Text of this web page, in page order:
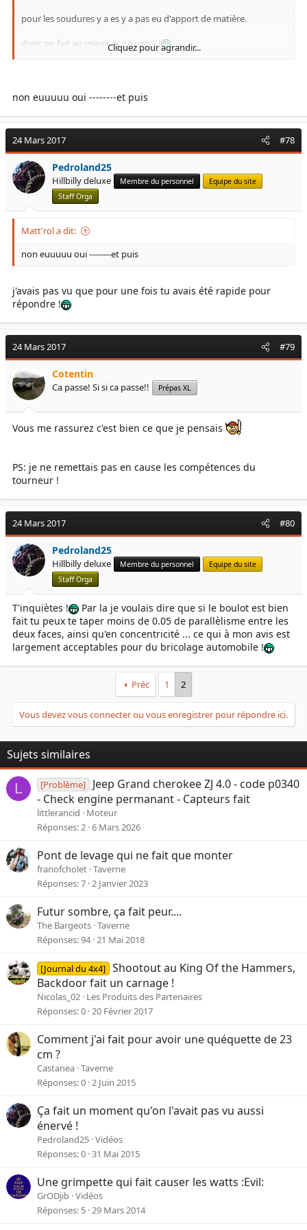
pour les soudures y a es y a pas eu d'apport de matière.
donc on fait au mieux et on verra !
Cliquez pour agrandir...
non euuuuu oui --------et puis
24 Mars 2017 #78
Pedroland25
Hillbilly deluxe Membre du personnel
Equipe du site
Staff Orga
Matt'rol a dit:
non euuuuu oui --------et puis
j'avais pas vu que pour une fois tu avais été rapide pour
répondre !
24 Mars 2017 #79
Cotentin
Ca passe! Si si ca passe!! Prépas XL
Vous me rassurez c'est bien ce que je pensais
PS: je ne remettais pas en cause les compétences du
tourneur !
24 Mars 2017 #80
Pedroland25
Hillbilly deluxe Membre du personnel
Equipe du site
Staff Orga
T'inquiètes !
Par la je voulais dire que si le boulot est bien
fait tu peux te taper moins de 0.05 de parallèlisme entre les
deux faces, ainsi qu'en concentricité ... ce qui à mon avis est
largement acceptables pour du bricolage automobile !
Préc 1 2
Vous devez vous connecter ou vous enregistrer pour répondre ici.
Sujets similaires
L [Problème]
Jeep Grand cherokee ZJ 4.0 - code p0340
- Check engine permanant - Capteurs fait
littlerancid
Moteur
Réponses 2 6 Mars 2026
Pont de levage qui ne fait que monter
franofcholet Taverne
Réponses 7 2 Janvier 2023
Futur sombre, ça fait peur....
The Bargeots Taverne
Réponses 94 21 Mai 2018
[Journal du 4x4] Shootout au King Of the Hammers,
Backdoor fait un carnage !
Nicolas_02 Les Produits des Partenaires
Réponses 0 20 Février 2017
Comment j'ai fait pour avoir une quéquette de 23
cm ?
Castanea Taverne
Réponses 0 2 Juin 2015
Ça fait un moment qu'on l'avait pas vu aussi
énervé !
Pedroland25 Vidéos
Réponses 0 31 Mai 2015
Une grimpette qui fait causer les watts :Evil:
GrODjib Vidéos
Réponses 5 29 Mars 2014